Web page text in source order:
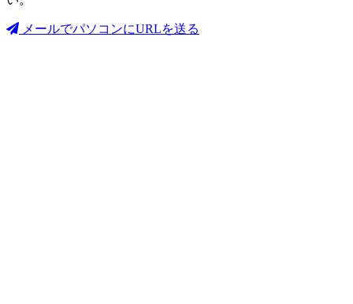
メールでパソコンにURLを送る